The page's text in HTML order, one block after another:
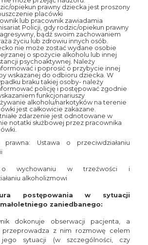
opiekun prawny dziecka jest proszony
placówki
lub pracownik zawiadamia
Policji, gdy rodzic/opiekun prawny
bądź swoim zachowaniem
życiu lub zdrowiu innych osób.
nie może zostać wydane osobie
o spożycie alkoholu lub innej
psychoaktywnej. Należy
i poprosić o przybycie innej
wskazanej do odbioru dziecka. W
braku takiej osoby- należy
policję i postępować zgodnie
funkcjonariuszy
alkoholu/narkotyków na terenie
jest całkowicie zakazane.
zdarzenie jest odnotowane w
notatki służbowej przez pracownika
prawna: Ustawa o przeciwdziałaniu
o wychowaniu w trzeźwości i
alkoholizmowi
postępowania w sytuacji
zaniedbanego:
dokonuje obserwacji pacjenta, a
przeprowadza z nim rozmowę celem
jego sytuacji (w szczególności, czy